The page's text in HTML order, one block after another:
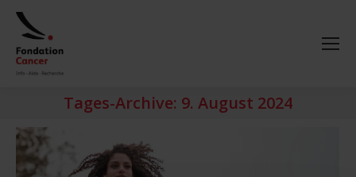
Tages-Archive: 9. August 2024